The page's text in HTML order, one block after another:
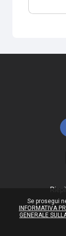
Se prosegui
INFORMATIVA
GENERALE